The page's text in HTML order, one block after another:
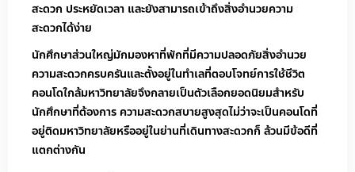
สะดวก ประหยัดเวลา และยังสามารถเข้าถึงสิ่งอำนวยความ
สะดวกได้ง่าย
นักศึกษาส่วนใหญ่มักมองหาที่พักที่มีความปลอดภัยสิ่งอำนวย
ความสะดวกครบครันและตั้งอยู่ในทำเลที่ตอบโจทย์การใช้ชีวิต
คอนโดใกล้มหาวิทยาลัยจึงกลายเป็นตัวเลือกยอดนิยมสำหรับ
นักศึกษาที่ต้องการ ความสะดวกสบายสูงสุดไม่ว่าจะเป็นคอนโดที่
อยู่ติดมหาวิทยาลัยหรืออยู่ในย่านที่เดินทางสะดวกก็ ล้วนมีข้อดีที่
แตกต่างกัน